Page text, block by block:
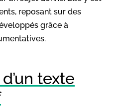
reposant sur des
grâce à
texte